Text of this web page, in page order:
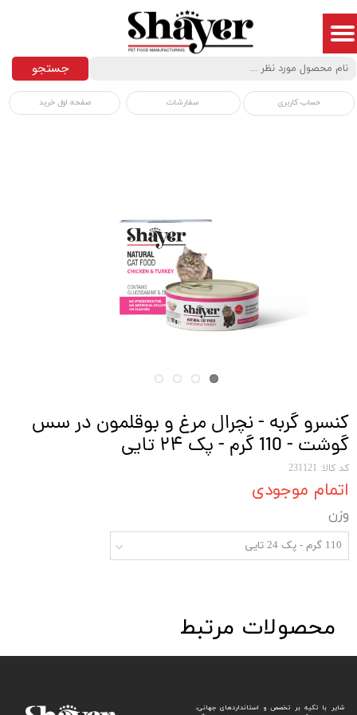
حساب کاربری سفارشات صفحه اول خرید
جستجو
کنسرو گربه - نچرال مرغ و بوقلمون در سس
گوشت - 110 گرم - پک ۲۴ تایی
کد کالا: 231121
اتمام موجودی
وزن
110 گرم - پک 24 تایی
محصولات مرتبط
شایر با تکیه بر تخصص و استانداردهای جهانی،